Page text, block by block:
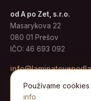
Používame
info
od A po Zet, s.r.o.
Masarykova 22
080 01 Prešov
IČO: 46 693 092